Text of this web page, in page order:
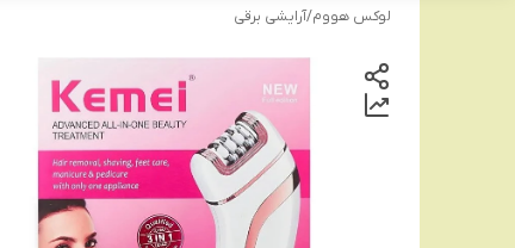
لوکس هووم/آرایشی برقی